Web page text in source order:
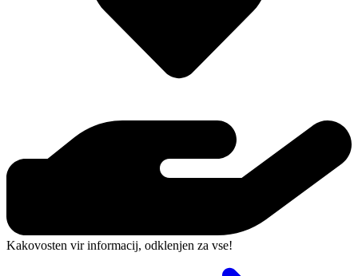
Kakovosten vir informacij, odklenjen za vse!